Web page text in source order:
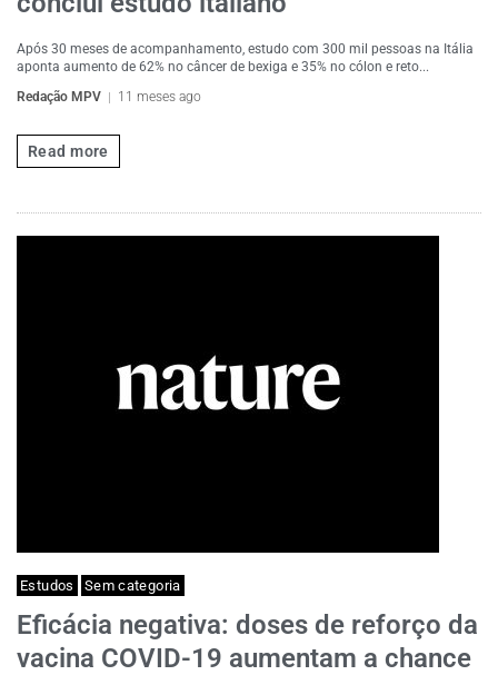
Após 30 meses de acompanhamento, estudo com 300 mil pessoas na Itália
aponta aumento de 62% no câncer de bexiga e 35% no cólon e reto...
Redação MPV
11 meses ago
Read more
Estudos Sem categoria
Eficácia negativa: doses de reforço da
vacina COVID-19 aumentam a chance